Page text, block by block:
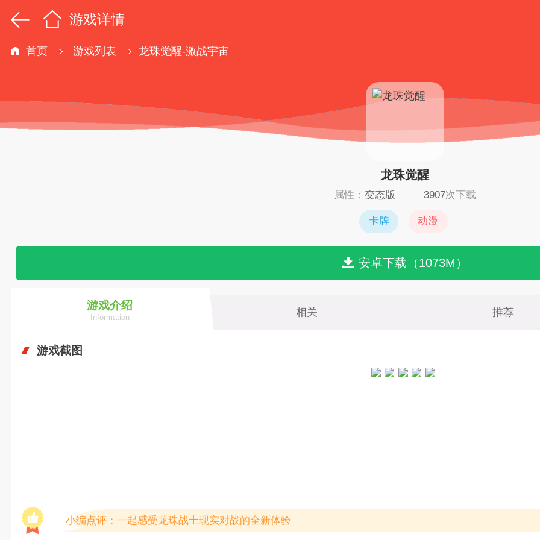
游戏详情
首页 游戏列表 龙珠觉醒-激战宇宙
龙珠觉醒
属性： 变态版 3907次下载
卡牌 动漫
安卓下载（1073M）
游戏介绍
Information 相关 推荐
游戏截图
小编点评：一起感受龙珠战士现实对战的全新体验